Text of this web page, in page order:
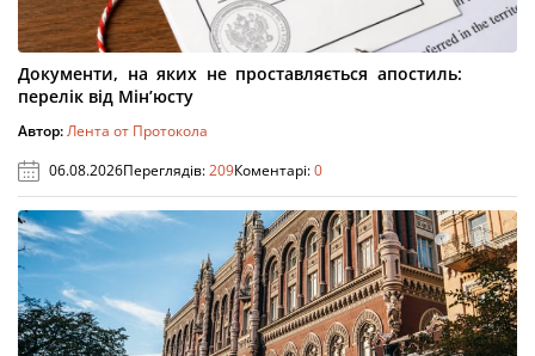
Документи, на яких не проставляється апостиль:
перелік від Мін’юсту
Автор:Лента от Протокола
06.08.2026Переглядів:209Коментарі:0